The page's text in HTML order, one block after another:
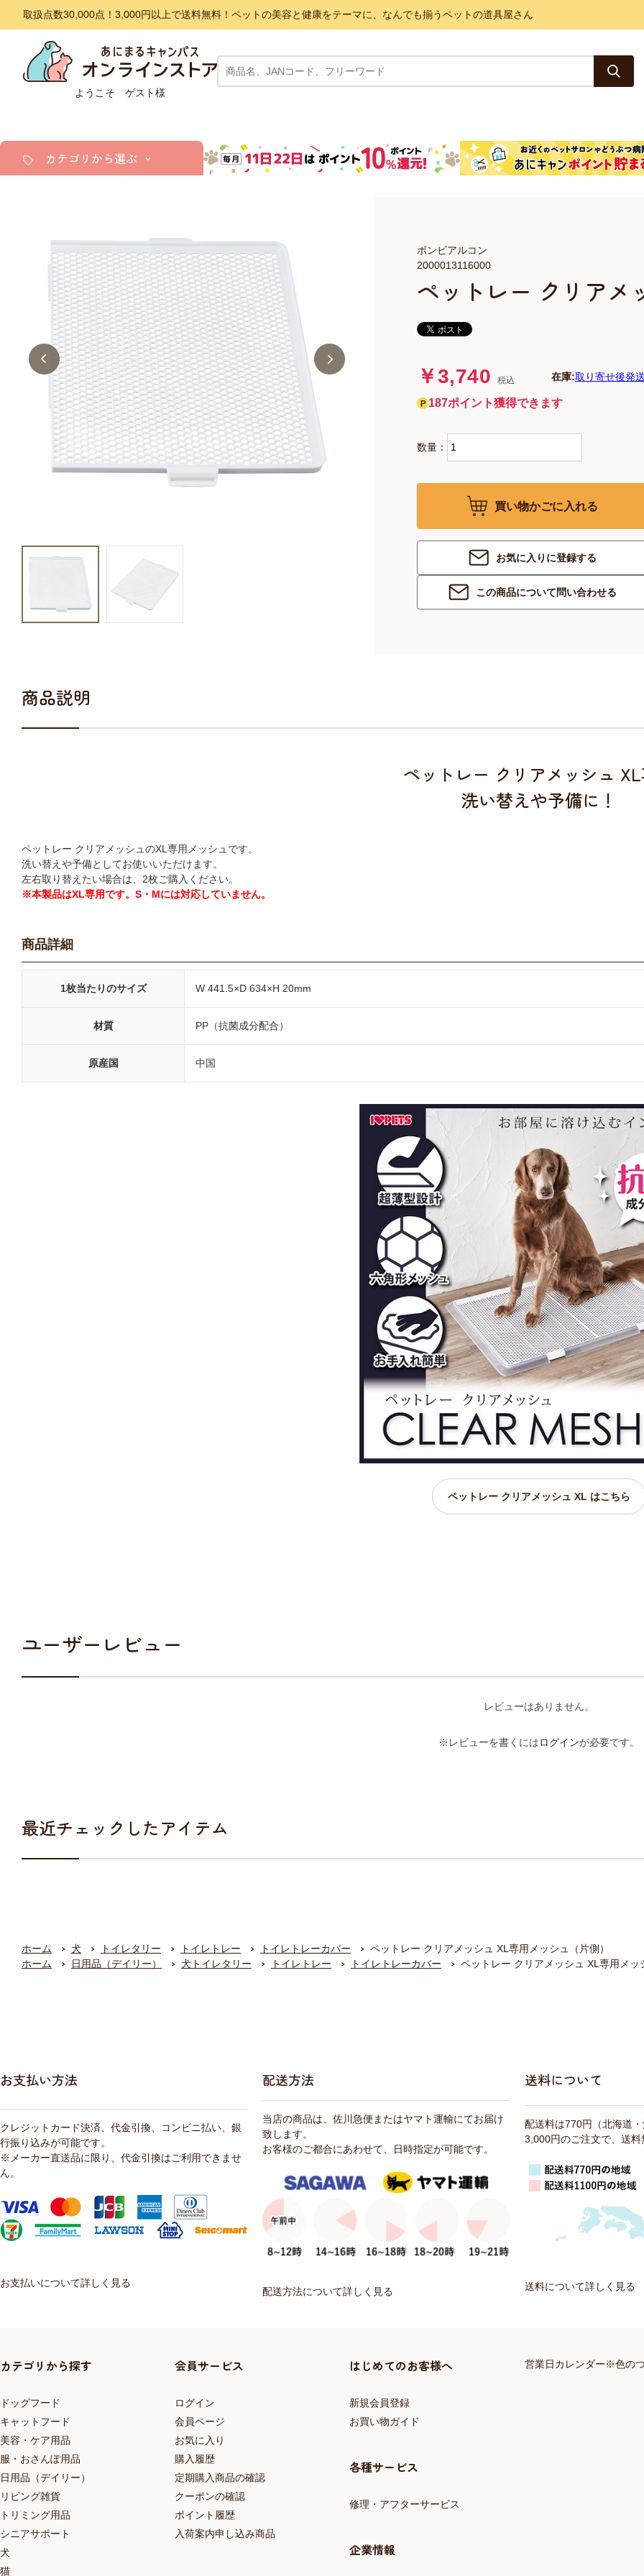
取扱点数30,000点！3,000円以上で送料無料！ペットの美容と健康をテーマに、なんでも揃うペットの道具屋さん
ようこそ ゲスト様
カテゴリから選ぶ
小動物・鳥
アクア・爬虫類・昆虫
ドッグフード
キャットフード
美容・ケア用品
服・おさんぽ用品
日用品（デイリー）
リビング雑貨
トリマーグッズ
シニアサポート
ペットレー クリアメ
2000013116000
ボンビアルコン
￥3,740 税込 在庫:取り寄せ後発
187ポイント獲得できます
数量：
買い物かごに入れる
お気に入りに登録する
この商品について問い合わせる
商品説明
ペットレー クリアメッシュ
洗い替えや予備に！
ペットレー クリアメッシュのXL専用メッシュです。
洗い替えや予備としてお使いいただけます。
左右取り替えたい場合は、2枚ご購入ください。
※本製品はXL専用です。S・Mには対応していません。
商品詳細
1枚当たりのサイズ W 441.5×D 634×H 20mm
材質 PP（抗菌成分配合）
原産国 中国
ペットレー クリアメッシュ XL はこちら
ユーザーレビュー
レビューはありません。
※レビューを書くにはログインが必要です。
最近チェックしたアイテム
ホーム 犬 トイレタリー トイレトレー トイレトレーカバー
ペットレー クリアメッシュ XL専用メッシュ（片側）
ホーム
日用品（デイリー） 犬トイレタリー トイレトレー トイレトレーカバー ペットレー クリアメッシュ XL専用メッ
お支払い方法
クレジットカード決済、代金引換、コンビニ払い、銀
行振り込みが可能です。
※メーカー直送品に限り、代金引換はご利用できませ
ん。
お支払いについて詳しく見る
配送方法
当店の商品は、佐川急便またはヤマト運輸にてお届け
致します。
お客様のご都合にあわせて、日時指定が可能です。
配送方法について詳しく見る
送料について
配送料は770円（北海道
3,000円のご注文で、送
送料について詳しく見る
カテゴリから探す
ドッグフード
キャットフード
美容・ケア用品
服・おさんぽ用品
日用品（デイリー）
リビング雑貨
トリミング用品
シニアサポート
犬
猫
会員サービス
ログイン
会員ページ
お気に入り
購入履歴
定期購入商品の確認
クーポンの確認
ポイント履歴
入荷案内申し込み商品
はじめてのお客様へ
新規会員登録
お買い物ガイド
各種サービス
修理・アフターサービス
企業情報
営業日カレンダー※色の